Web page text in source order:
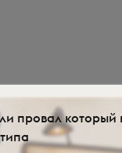
провал который